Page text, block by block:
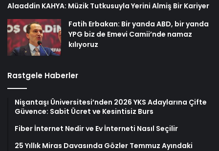
Alaaddin KAHYA: Müzik Tutkusuyla Yerini Almiş Bir Kariyer
Fatih Erbakan: Bir yanda ABD, bir yanda
YPG biz de Emevi Camii’nde namaz
kılıyoruz
Rastgele Haberler
Nişantaşı Üniversitesi’nden 2026 YKS Adaylarına Çifte
Güvence: Sabit Ücret ve Kesintisiz Burs
Fiber İnternet Nedir ve Ev İnterneti Nasıl Seçilir
25 Yıllık Miras Davasında Gözler Temmuz Ayındaki